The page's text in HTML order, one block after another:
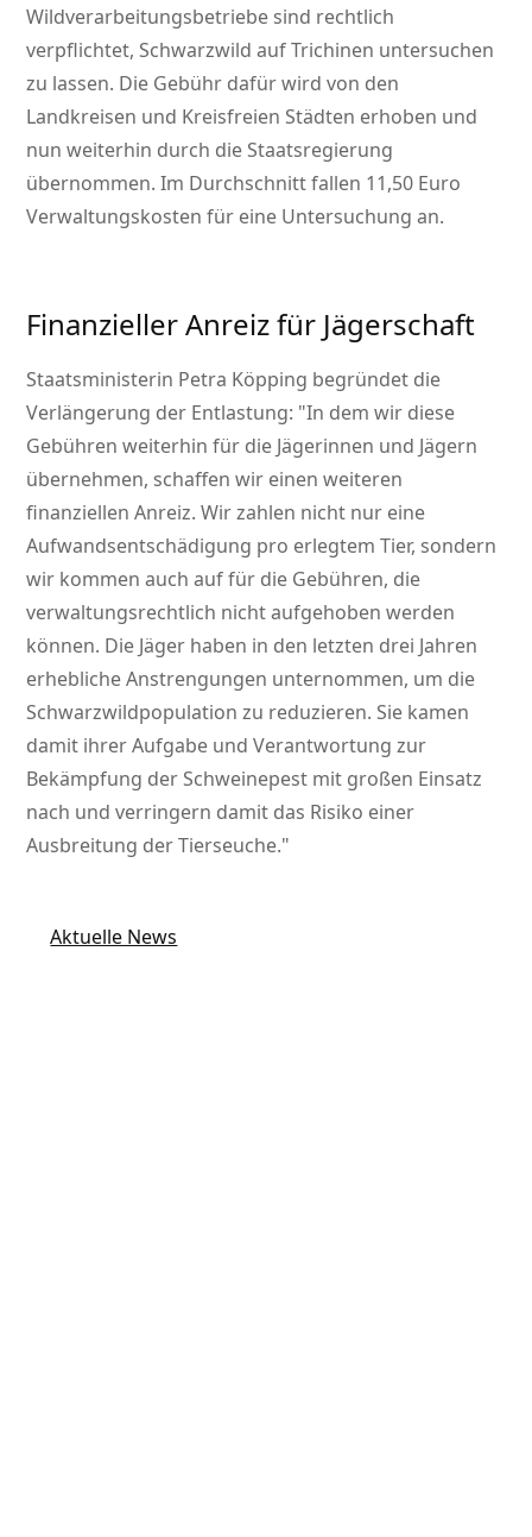
Wildverarbeitungsbetriebe sind rechtlich
verpflichtet, Schwarzwild auf Trichinen untersuchen
zu lassen. Die Gebühr dafür wird von den
Landkreisen und Kreisfreien Städten erhoben und
nun weiterhin durch die Staatsregierung
übernommen. Im Durchschnitt fallen 11,50 Euro
Verwaltungskosten für eine Untersuchung an.
Finanzieller Anreiz für Jägerschaft
Staatsministerin Petra Köpping begründet die
Verlängerung der Entlastung: In dem wir diese
Gebühren weiterhin für die Jägerinnen und Jägern
übernehmen, schaffen wir einen weiteren
finanziellen Anreiz. Wir zahlen nicht nur eine
Aufwandsentschädigung pro erlegtem Tier, sondern
wir kommen auch auf für die Gebühren, die
verwaltungsrechtlich nicht aufgehoben werden
können. Die Jäger haben in den letzten drei Jahren
erhebliche Anstrengungen unternommen, um die
Schwarzwildpopulation zu reduzieren. Sie kamen
damit ihrer Aufgabe und Verantwortung zur
Bekämpfung der Schweinepest mit großen Einsatz
nach und verringern damit das Risiko einer
Ausbreitung der Tierseuche.
Aktuelle News